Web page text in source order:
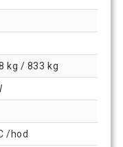
kg / 833 kg
/hod